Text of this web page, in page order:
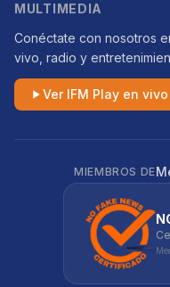
MULTIMEDIA
Conéctate con nosotros
vivo, radio y
Ver IFM Play en vivo
MIEMBROS DE